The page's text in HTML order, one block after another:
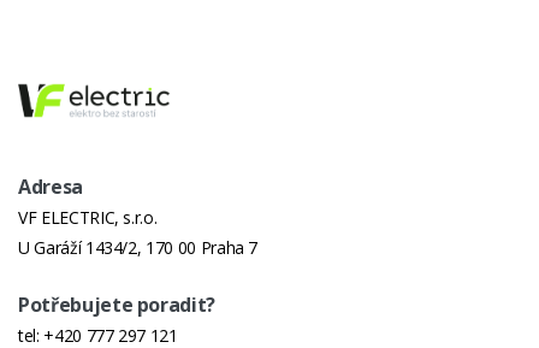
Adresa
VF ELECTRIC, s.r.o.
U Garáží 1434/2, 170 00 Praha 7
Potřebujete poradit?
tel: +420 777 297 121